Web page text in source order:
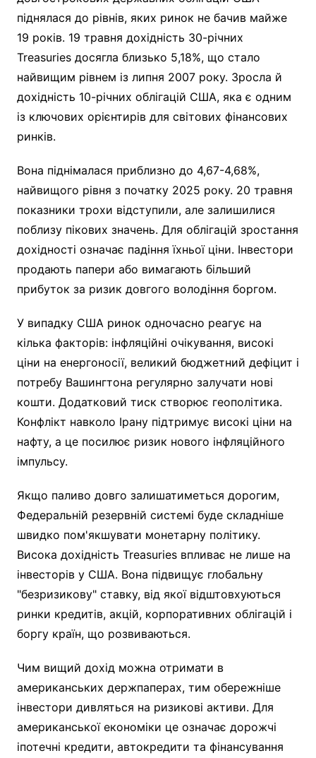
піднялася до рівнів, яких ринок не бачив майже
19 років. 19 травня дохідність 30-річних
Treasuries досягла близько 5,18%, що стало
найвищим рівнем із липня 2007 року. Зросла й
дохідність 10-річних облігацій США, яка є одним
із ключових орієнтирів для світових фінансових
ринків.
Вона піднімалася приблизно до 4,67-4,68%,
найвищого рівня з початку 2025 року. 20 травня
показники трохи відступили, але залишилися
поблизу пікових значень. Для облігацій зростання
дохідності означає падіння їхньої ціни. Інвестори
продають папери або вимагають більший
прибуток за ризик довгого володіння боргом.
У випадку США ринок одночасно реагує на
кілька факторів: інфляційні очікування, високі
ціни на енергоносії, великий бюджетний дефіцит і
потребу Вашингтона регулярно залучати нові
кошти. Додатковий тиск створює геополітика.
Конфлікт навколо Ірану підтримує високі ціни на
нафту, а це посилює ризик нового інфляційного
імпульсу.
Якщо паливо довго залишатиметься дорогим,
Федеральній резервній системі буде складніше
швидко пом'якшувати монетарну політику.
Висока дохідність Treasuries впливає не лише на
інвесторів у США. Вона підвищує глобальну
"безризикову" ставку, від якої відштовхуються
ринки кредитів, акцій, корпоративних облігацій і
боргу країн, що розвиваються.
Чим вищий дохід можна отримати в
американських держпаперах, тим обережніше
інвестори дивляться на ризикові активи. Для
американської економіки це означає дорожчі
іпотечні кредити, автокредити та фінансування